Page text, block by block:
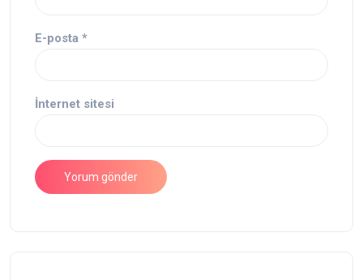
E-posta *
İnternet sitesi